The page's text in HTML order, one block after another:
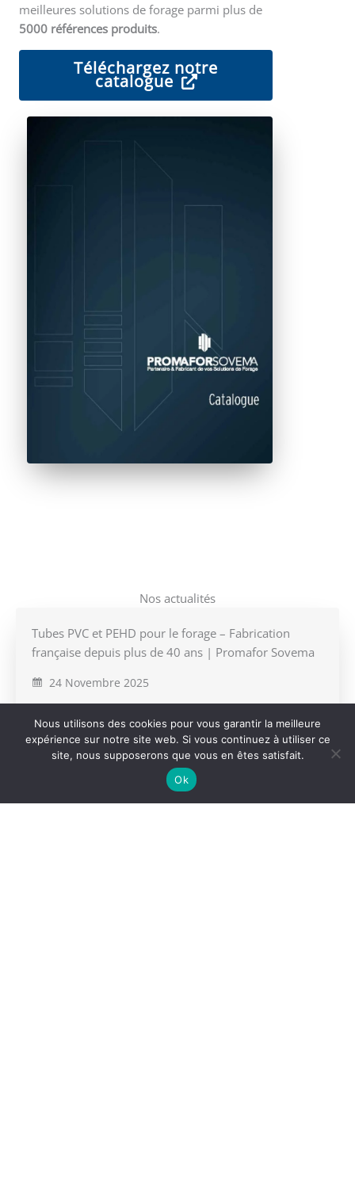
meilleures solutions de forage parmi plus de
5000 références produits.
Téléchargez notre
catalogue
Nos actualités
Tubes PVC et PEHD pour le forage – Fabrication
française depuis plus de 40 ans | Promafor Sovema
24 Novembre 2025
fabricant français de tubes de forage…
Nous utilisons des cookies pour vous garantir la meilleure
expérience sur notre site web. Si vous continuez à utiliser ce
site, nous supposerons que vous en êtes satisfait.
Ok